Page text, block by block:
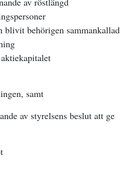
blivit behörigen sammankallad
samt
av styrelsens beslut att ge